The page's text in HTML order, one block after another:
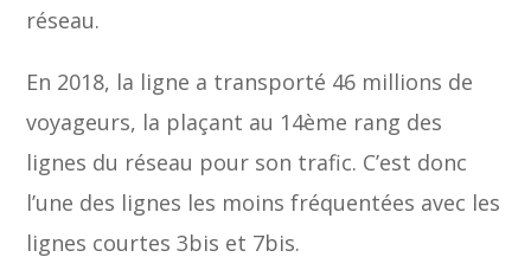
réseau.
En 2018, la ligne a transporté 46 millions de
voyageurs, la plaçant au 14ème rang des
lignes du réseau pour son trafic. C’est donc
l’une des lignes les moins fréquentées avec les
lignes courtes 3bis et 7bis.